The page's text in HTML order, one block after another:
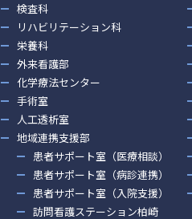
検査科
リハビリテーション科
栄養科
外来看護部
化学療法センター
手術室
人工透析室
地域連携支援部
患者サポート室（医療相談）
患者サポート室（病診連携）
患者サポート室（入院支援）
訪問看護ステーション柏崎